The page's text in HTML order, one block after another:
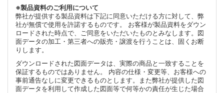
※製品資料のご利用について
弊社が提供する製品資料は下記に同意いただける方に対して、弊
社が無償で使用を許諾するものです。 お客様が製品資料をダウン
ロードされた時点で、ご同意をいただいたものとみなします。図
面データの加工・第三者への販売・譲渡を行うことは、固くお断
りします。
ダウンロードされた図面データは、実際の商品と一致することを
保証するものではありません。 内容の仕様・変更等、お客様への
事前通告なしに変更できるものとします。また弊社が提供した図
面データを利用して作成した図面等で何等かの責任が生じた場合